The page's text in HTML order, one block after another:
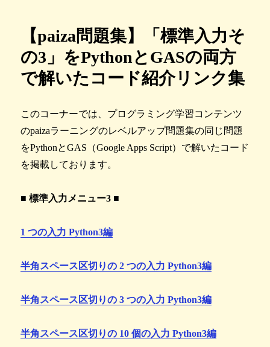
【paiza問題集】「標準入力そ
の3」をPythonとGASの両方
で解いたコード紹介リンク集
このコーナーでは、プログラミング学習コンテンツ
のpaizaラーニングのレベルアップ問題集の同じ問題
をPythonとGAS（Google Apps Script）で解いたコード
を掲載しております。
■ 標準入力メニュー3 ■
1 つの入力 Python3編
半角スペース区切りの 2 つの入力 Python3編
半角スペース区切りの 3 つの入力 Python3編
半角スペース区切りの 10 個の入力 Python3編